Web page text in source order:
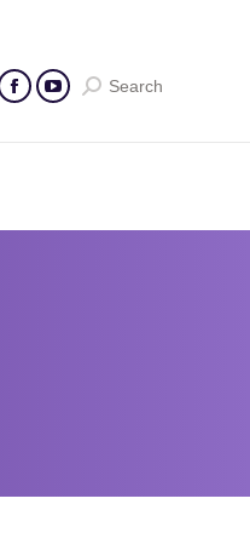
Search